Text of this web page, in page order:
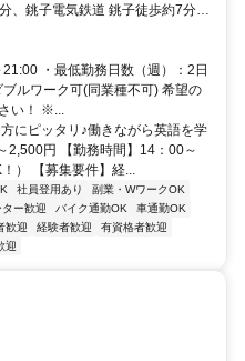
、銚子電気鉄道 銚子徒歩約7分、
線「銚子駅」より徒歩7分 ／近隣
・最低勤務日数（週）：2日
ルワーク可(同業種不可) 希望の
い！ ※...
にピッタリ♪働きながら英語を学
円 【勤務時間】14：00～
） 【募集要件】経...
社員登用あり
副業・WワークOK
ター歓迎 バイク通勤OK
車通勤OK
歓迎 経験者歓迎
有資格者歓迎
迎